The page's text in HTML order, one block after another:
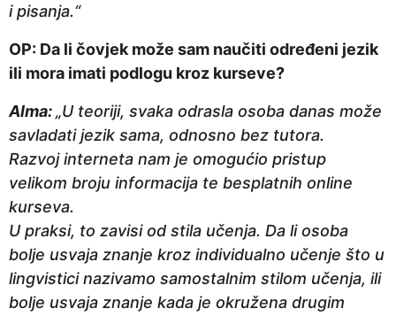
i pisanja.“
OP: Da li čovjek može sam naučiti određeni jezik
ili mora imati podlogu kroz kurseve?
Alma:„U teoriji, svaka odrasla osoba danas može
savladati jezik sama, odnosno bez tutora.
Razvoj interneta nam je omogućio pristup
velikom broju informacija te besplatnih online
kurseva.
U praksi, to zavisi od stila učenja. Da li osoba
bolje usvaja znanje kroz individualno učenje što u
lingvistici nazivamo samostalnim stilom učenja, ili
bolje usvaja znanje kada je okružena drugim